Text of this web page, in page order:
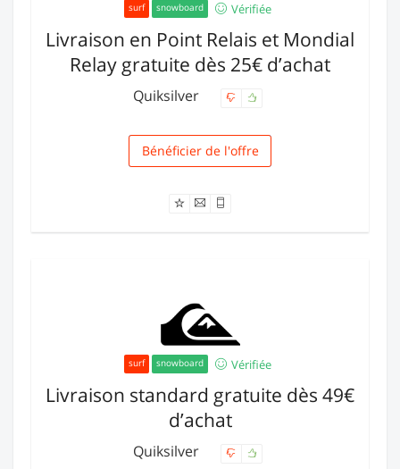
surf snowboard Vérifiée
Livraison en Point Relais et Mondial
Relay gratuite dès 25€ d’achat
Quiksilver
Livraison
Bénéficier de l'offre
surf snowboard Vérifiée
Livraison standard gratuite dès 49€
d’achat
Quiksilver